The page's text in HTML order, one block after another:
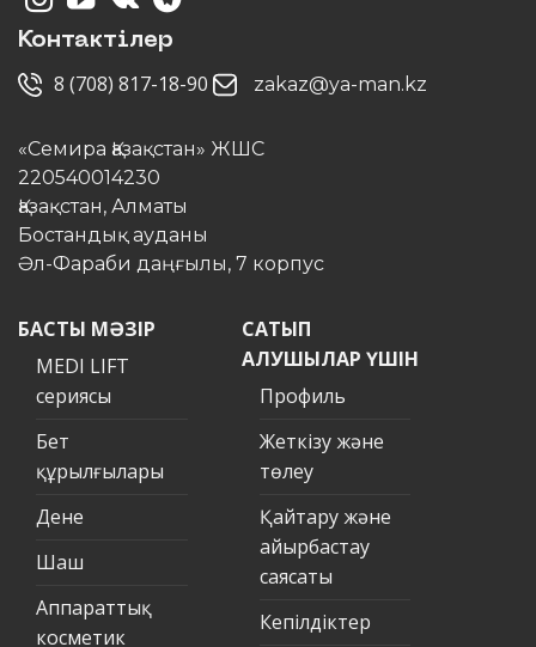
Контактілер
8 (708) 817-18-90 zakaz@ya-man.kz
«Семира Қазақстан» ЖШС
220540014230
Қазақстан, Алматы
Бостандық ауданы
Әл-Фараби даңғылы, 7 корпус
БАСТЫ МӘЗІР
MEDI LIFT
сериясы
Бет
құрылғылары
Дене
Шаш
Аппараттық
косметик
САТЫП
АЛУШЫЛАР ҮШІН
Профиль
Жеткізу және
төлеу
Қайтару және
айырбастау
саясаты
Кепілдіктер